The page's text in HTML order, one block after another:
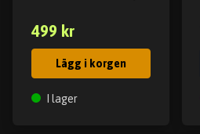
499 kr
Lägg i korgen
I lager